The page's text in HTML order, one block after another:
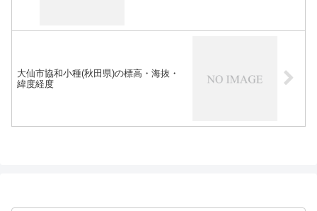
大仙市協和小種(秋田県)の標高・海抜・
緯度経度